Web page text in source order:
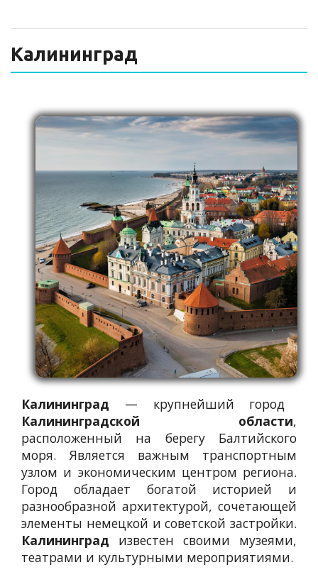
СТРОИТЕЛЬНЫЙ АУДИТ
НОРМАТИВНЫЕ ДОКУМЕНТЫ
О НАС
ПРЕССА
РЕЕСТРЫ
Калининград
Калининград — крупнейший город
Калининградской области,
расположенный на берегу Балтийского
моря. Является важным транспортным
узлом и экономическим центром региона.
Город обладает богатой историей и
разнообразной архитектурой, сочетающей
элементы немецкой и советской застройки.
Калининград известен своими музеями,
театрами и культурными мероприятиями.